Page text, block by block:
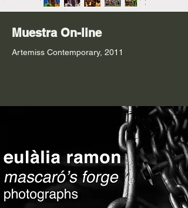
Muestra On-line
Artemiss Contemporary, 2011